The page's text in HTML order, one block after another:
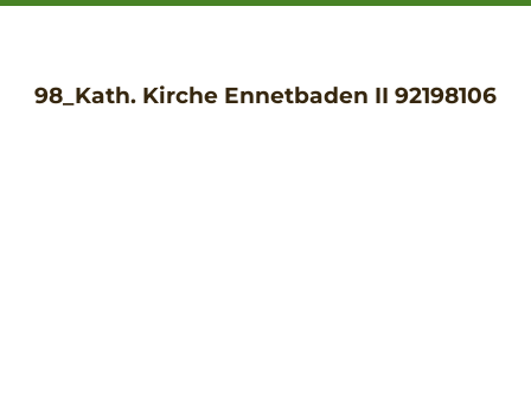
98_Kath. Kirche Ennetbaden II 92198106